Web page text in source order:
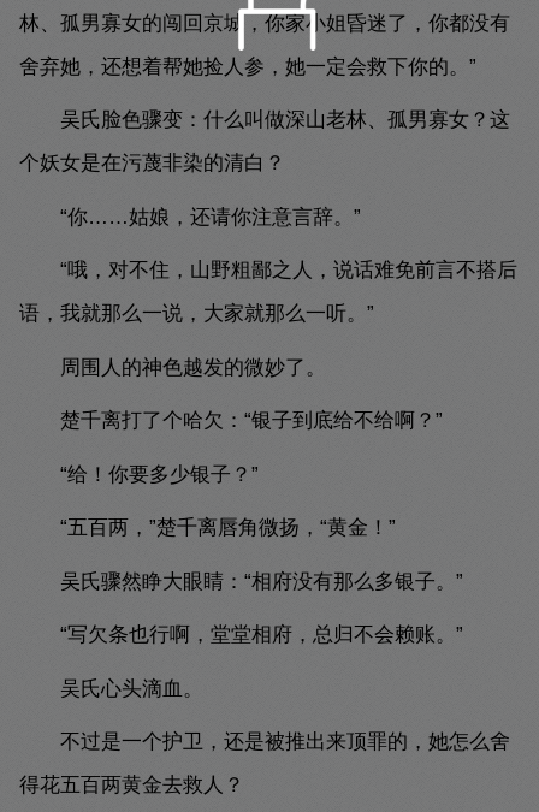
林、孤男寡女的闯回京城，你家小姐昏迷了，你都没有
舍弃她，还想着帮她捡人参，她一定会救下你的。”
吴氏脸色骤变：什么叫做深山老林、孤男寡女？这
个妖女是在污蔑非染的清白？
“你……姑娘，还请你注意言辞。”
“哦，对不住，山野粗鄙之人，说话难免前言不搭后
语，我就那么一说，大家就那么一听。”
周围人的神色越发的微妙了。
楚千离打了个哈欠：“银子到底给不给啊？”
“给！你要多少银子？”
“五百两，”楚千离唇角微扬，“黄金！”
吴氏骤然睁大眼睛：“相府没有那么多银子。”
“写欠条也行啊，堂堂相府，总归不会赖账。”
吴氏心头滴血。
不过是一个护卫，还是被推出来顶罪的，她怎么舍
得花五百两黄金去救人？